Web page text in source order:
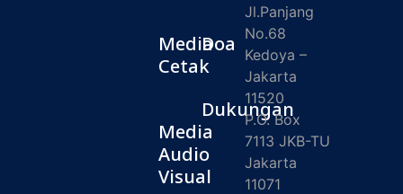
Media
Cetak
Media
Audio
Visual
Doa
Dukungan
Jl.Panjang
No.68
Kedoya –
Jakarta
11520
P.O. Box
7113 JKB-TU
Jakarta
11071